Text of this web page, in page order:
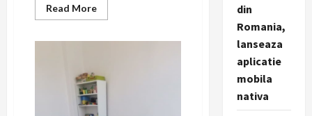
Read MoreRead
more
Agropensiunea
Beluga
din
Romania,
lanseaza
aplicatie
mobila
nativa